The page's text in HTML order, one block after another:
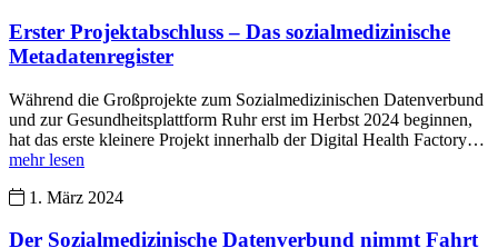
Erster Projektabschluss – Das sozialmedizinische
Metadatenregister
Während die Großprojekte zum Sozialmedizinischen Datenverbund
und zur Gesundheitsplattform Ruhr erst im Herbst 2024 beginnen,
hat das erste kleinere Projekt innerhalb der Digital Health Factory…
mehr lesen
1. März 2024
Der Sozialmedizinische Datenverbund nimmt Fahrt